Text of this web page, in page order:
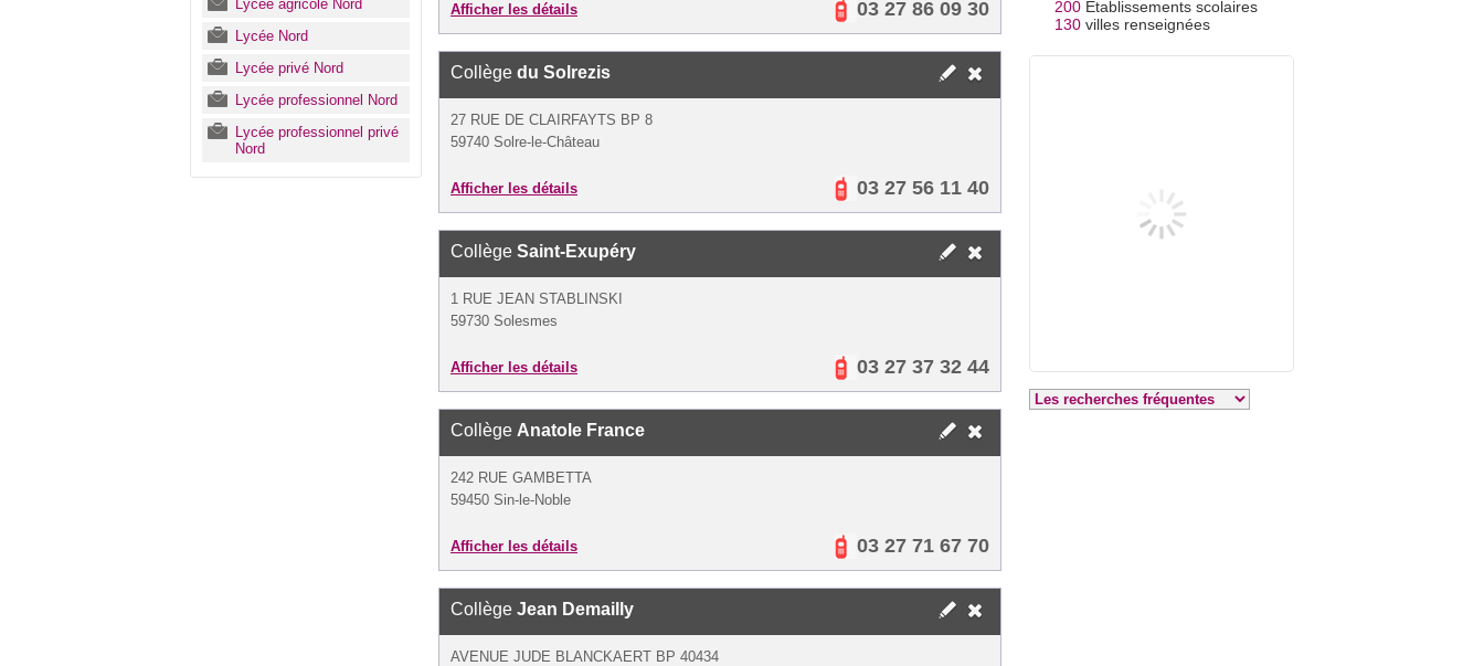
Lycée agricole Nord
Lycée Nord
Lycée privé Nord
Lycée professionnel Nord
Lycée professionnel privé
Nord
Afficher les détails 03 27 86 09 30
Collège du Solrezis
27 RUE DE CLAIRFAYTS BP 8
59740 Solre-le-Château
Afficher les détails 03 27 56 11 40
Collège Saint-Exupéry
1 RUE JEAN STABLINSKI
59730 Solesmes
Afficher les détails 03 27 37 32 44
Collège Anatole France
242 RUE GAMBETTA
59450 Sin-le-Noble
Afficher les détails 03 27 71 67 70
Collège Jean Demailly
AVENUE JUDE BLANCKAERT BP 40434
200 Établissements scolaires
130 villes renseignées